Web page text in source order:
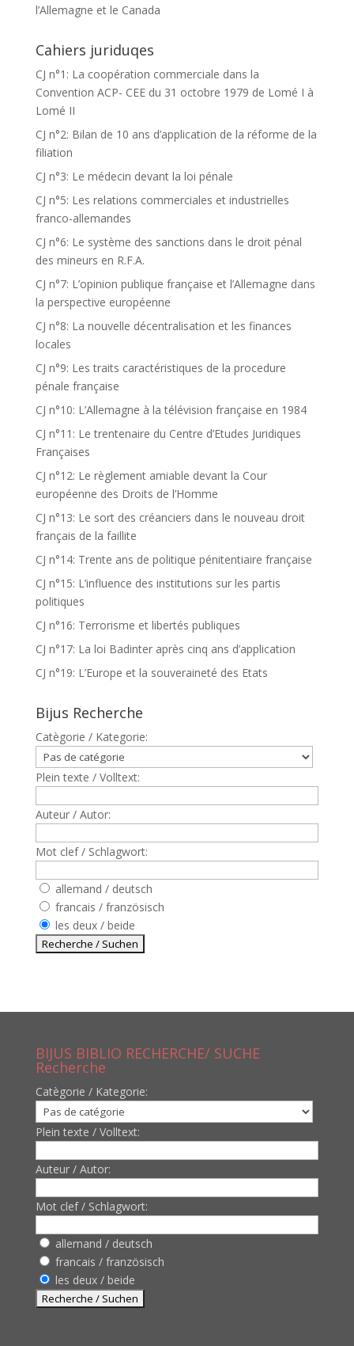
l’Allemagne et le Canada
Cahiers juriduqes
CJ n°1: La coopération commerciale dans la
Convention ACP- CEE du 31 octobre 1979 de Lomé I à
Lomé II
CJ n°2: Bilan de 10 ans d’application de la réforme de la
filiation
CJ n°3: Le médecin devant la loi pénale
CJ n°5: Les relations commerciales et industrielles
franco-allemandes
CJ n°6: Le système des sanctions dans le droit pénal
des mineurs en R.F.A.
CJ n°7: L’opinion publique française et l’Allemagne dans
la perspective européenne
CJ n°8: La nouvelle décentralisation et les finances
locales
CJ n°9: Les traits caractéristiques de la procedure
pénale française
CJ n°10: L’Allemagne à la télévision française en 1984
CJ n°11: Le trentenaire du Centre d’Etudes Juridiques
Françaises
CJ n°12: Le règlement amiable devant la Cour
européenne des Droits de l’Homme
CJ n°13: Le sort des créanciers dans le nouveau droit
français de la faillite
CJ n°14: Trente ans de politique pénitentiaire française
CJ n°15: L’influence des institutions sur les partis
politiques
CJ n°16: Terrorisme et libertés publiques
CJ n°17: La loi Badinter après cinq ans d’application
CJ n°19: L’Europe et la souveraineté des Etats
Bijus Recherche
Catègorie / Kategorie:
Plein texte / Volltext:
Auteur / Autor:
Mot clef / Schlagwort:
allemand / deutsch
francais / französisch
les deux / beide
BIJUS BIBLIO RECHERCHE/ SUCHE
Recherche
Catègorie / Kategorie:
Plein texte / Volltext:
Auteur / Autor:
Mot clef / Schlagwort:
allemand / deutsch
francais / französisch
les deux / beide